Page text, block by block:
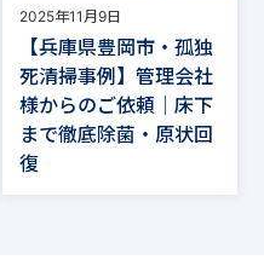
2025年11月9日
【兵庫県豊岡市・孤独
死清掃事例】管理会社
様からのご依頼｜床下
まで徹底除菌・原状回
復